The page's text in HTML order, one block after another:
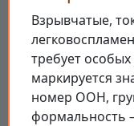
Взрывчатые,
требует
маркируется
номер ООН,
формальность